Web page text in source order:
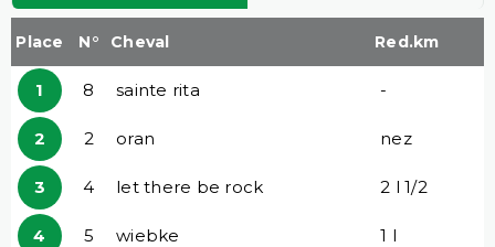
Place N° Cheval Red.km
1 8 sainte rita -
2 2 oran nez
3 4 let there be rock 2 l 1/2
4 5 wiebke 1 l